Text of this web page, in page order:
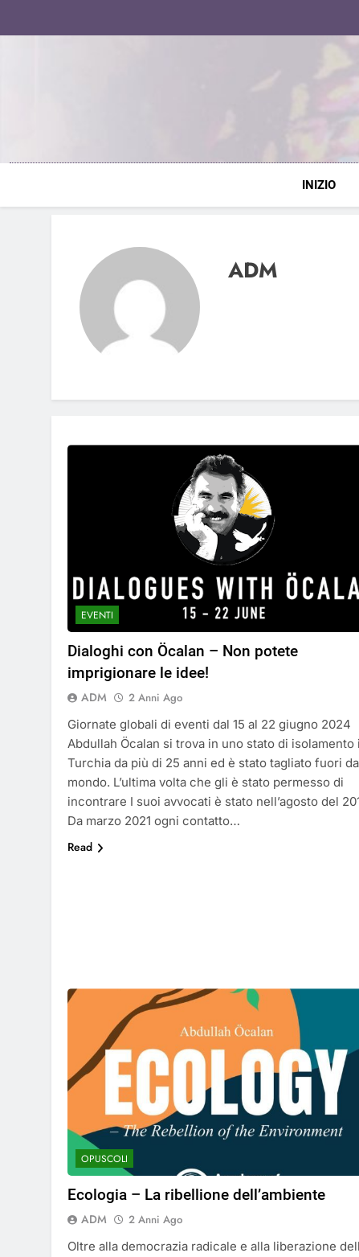
INIZIO
ADM
EVENTI
Dialoghi con Öcalan – Non potete
imprigionare le idee!
ADM
2 Anni Ago
Giornate globali di eventi dal 15 al 22 giugno 2024
Abdullah Öcalan si trova in uno stato di isolamento
Turchia da più di 25 anni ed è stato tagliato fuori
mondo. L’ultima volta che gli è stato permesso di
incontrare I suoi avvocati è stato nell’agosto del
Da marzo 2021 ogni contatto…
Read
OPUSCOLI
Ecologia – La ribellione dell’ambiente
ADM
2 Anni Ago
Oltre alla democrazia radicale e alla liberazione